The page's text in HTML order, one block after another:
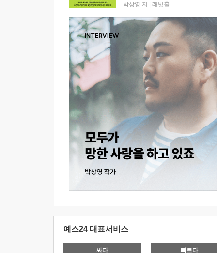
박상영 저 래빗홀
예스24 대표서비스
싸다 빠르다